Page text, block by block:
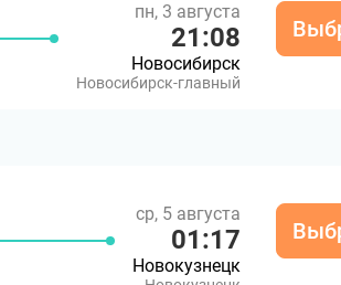
пн, 3 августа
21:08
Новосибирск
Новосибирск-главный
ср, 5 августа
01:17
Новокузнецк